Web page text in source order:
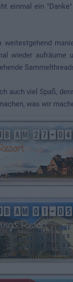
einmal ein
wieder
auch viel Spaß,
was wir